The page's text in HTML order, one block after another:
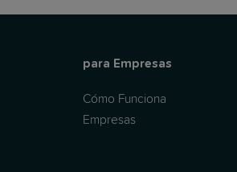
para Empresas
Cómo Funciona
Empresas